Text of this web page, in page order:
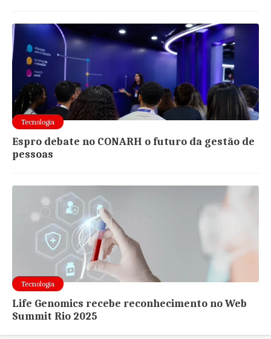
Tecnologia
Espro debate no CONARH o futuro da gestão de
pessoas
Tecnologia
Life Genomics recebe reconhecimento no Web
Summit Rio 2025